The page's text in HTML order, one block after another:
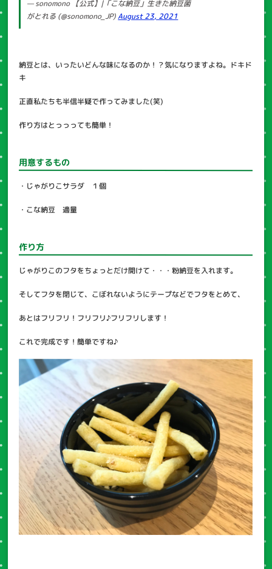
— sonomono 【公式】|「こな納豆」生きた納豆菌
がとれる (@sonomono_JP)August 23, 2021
納豆とは、いったいどんな味になるのか！？気になりますよね。ドキド
キ
正直私たちも半信半疑で作ってみました(笑)
作り方はとっっっても簡単！
用意するもの
・じゃがりこサラダ １個
・こな納豆 適量
作り方
じゃがりこのフタをちょっとだけ開けて・・・粉納豆を入れます。
そしてフタを閉じて、こぼれないようにテープなどでフタをとめて、
あとはフリフリ！フリフリ♪フリフリします！
これで完成です！簡単ですね♪